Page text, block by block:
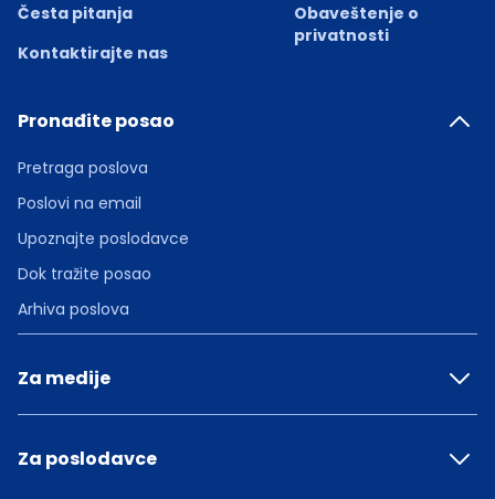
Česta pitanja
Kontaktirajte nas
Obaveštenje o
privatnosti
Pronađite posao
Pretraga poslova
Poslovi na email
Upoznajte poslodavce
Dok tražite posao
Arhiva poslova
Za medije
Za poslodavce